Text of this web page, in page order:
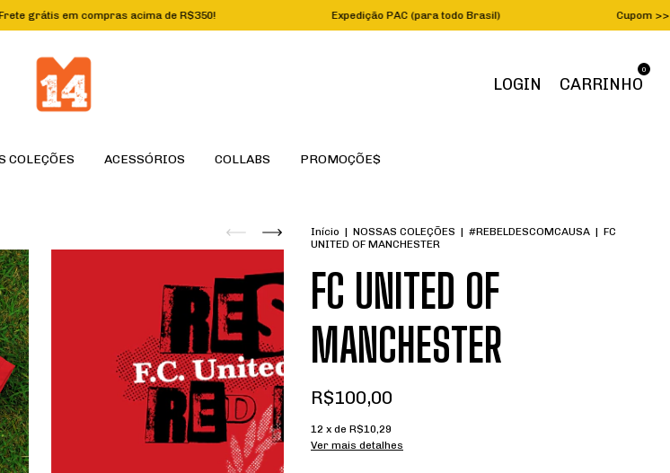
em compras acima de R$350! Expedição PAC (para todo Brasil) Cupom >>>
LOGIN CARRINHO
0
COLEÇÕES ACESSÓRIOS COLLABS PROMOÇÕE$
Início | NOSSAS COLEÇÕES | #REBELDESCOMCAUSA | FC
UNITED OF MANCHESTER
FC UNITED OF
MANCHESTER
R$100,00
12 x de R$10,29
Ver mais detalhes